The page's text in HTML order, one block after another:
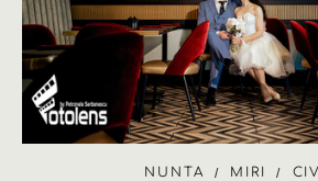
NUNTA MIRI